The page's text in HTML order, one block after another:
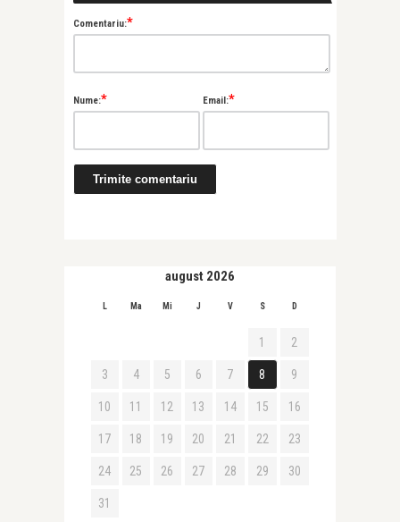
Comentariu:*
Nume:* Email:*
august 2026
L Ma Mi J V S D
1 2
3 4 5 6 7 8 9
10 11 12 13 14 15 16
17 18 19 20 21 22 23
24 25 26 27 28 29 30
31